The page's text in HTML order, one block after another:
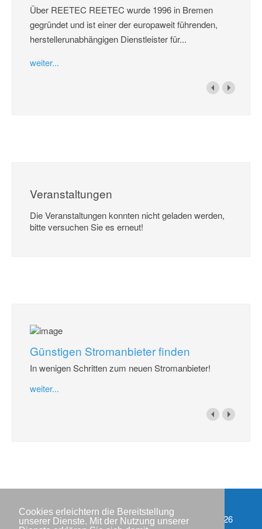
Cookies erleichtern die Bereitstellung
unserer Dienste. Mit der Nutzung unserer
Über REETEC REETEC wurde 1996 in Bremen
gegründet und ist einer der europaweit führenden,
herstellerunabhängigen Dienstleister für...
weiter...
Veranstaltungen
Die Veranstaltungen konnten nicht geladen werden,
bitte versuchen Sie es erneut!
Günstigen Stromanbieter finden
In wenigen Schritten zum neuen Stromanbieter!
weiter...
Impressum Copyright © IWR 2026